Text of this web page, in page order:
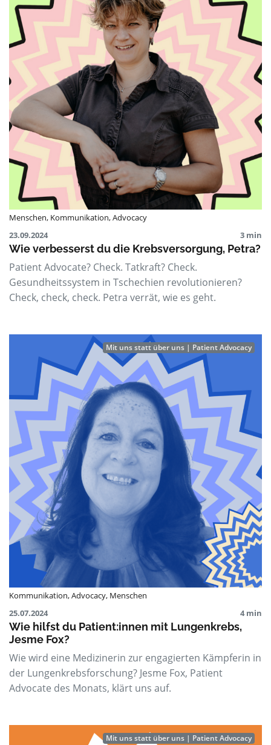
Menschen, Kommunikation,Advocacy
23.09.2024
3 min
Wie verbesserst du die Krebsversorgung, Petra?
Patient Advocate? Check. Tatkraft? Check.
Gesundheitssystem in Tschechien revolutionieren?
Check, check, check. Petra verrät, wie es geht.
Mit uns statt über uns | Patient Advocacy
Kommunikation,Advocacy, Menschen
25.07.2024
4 min
Wie hilfst du Patient:innen mit Lungenkrebs,
Jesme Fox?
Wie wird eine Medizinerin zur engagierten Kämpferin in
der Lungenkrebsforschung? Jesme Fox, Patient
Advocate des Monats, klärt uns auf.
Mit uns statt über uns | Patient Advocacy